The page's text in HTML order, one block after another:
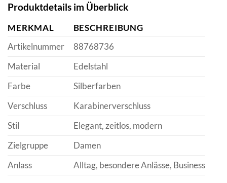
Produktdetails im Überblick
MERKMAL
BESCHREIBUNG
Artikelnummer
88768736
Material
Edelstahl
Farbe
Silberfarben
Verschluss
Karabinerverschluss
Stil
Elegant, zeitlos, modern
Zielgruppe
Damen
Anlass
Alltag, besondere Anlässe, Business